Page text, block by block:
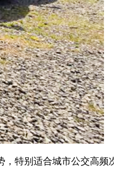
特别适合城市公交高频